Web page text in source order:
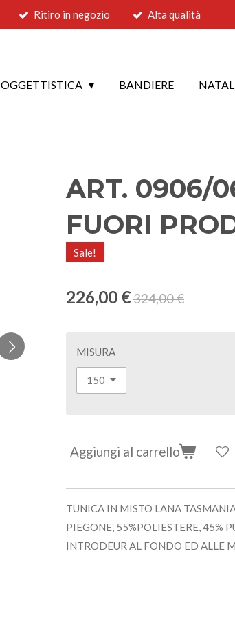
Ritiro in negozio Alta qualità
OGGETTISTICA BANDIERE
ART. 0906/
FUORI
Sale!
226,00 €324,00 €
MISURA
Aggiungi al carrello
TUNICA IN MISTO LANA
PIEGONE, 55%POLIESTERE, 45%
INTRODEUR AL FONDO ED ALLE